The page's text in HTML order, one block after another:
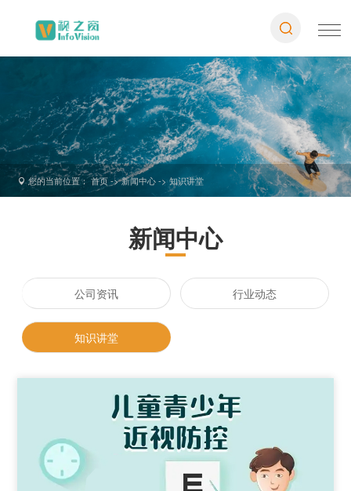
 您的当前位置： 首页 -> 新闻中心 ->知识讲堂
新闻中心
公司资讯 行业动态
知识讲堂